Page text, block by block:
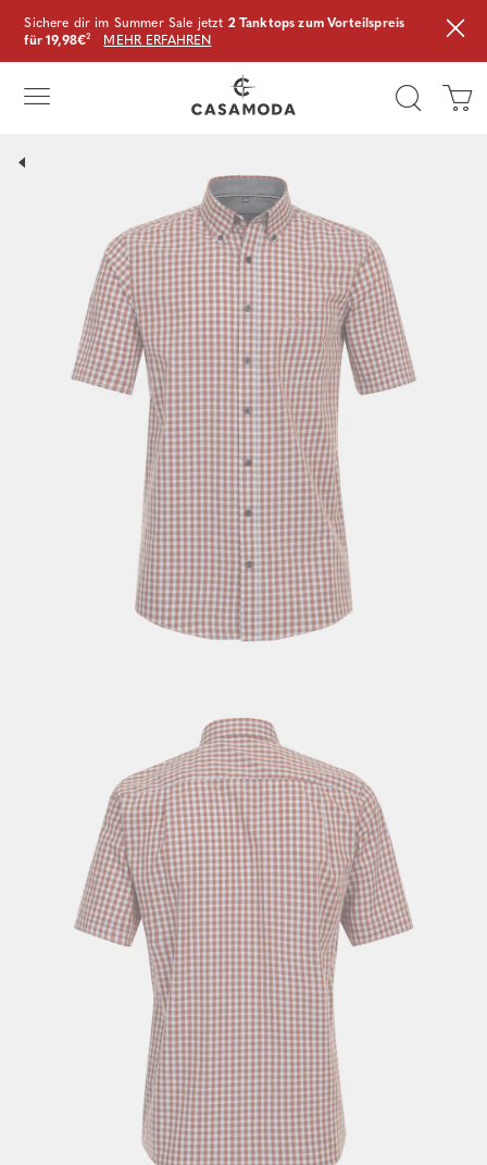
Sichere dir im Summer Sale jetzt 2 Tanktops zum Vorteilspreis
für 19,98€² MEHR ERFAHREN